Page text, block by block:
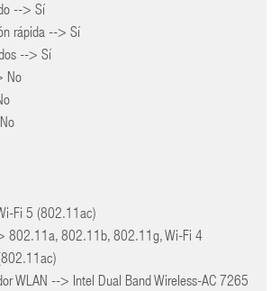
--> Sí
rápida --> Sí
--> Sí
No
Fi 5 (802.11ac)
802.11a, 802.11b, 802.11g, Wi-Fi 4
WLAN --> Intel Dual Band Wireless-AC 7265